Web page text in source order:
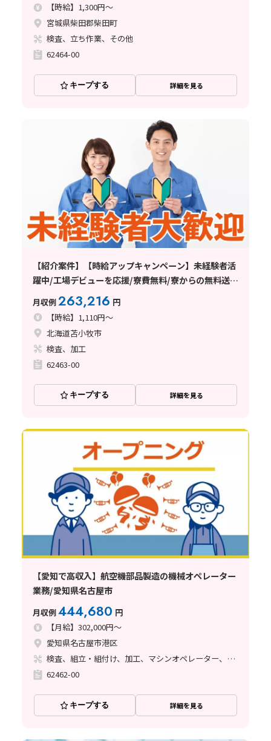
【時給】1,300円～
宮城県柴田郡柴田町
検査、立ち作業、その他
62464-00
キープする 詳細を見る
【紹介案件】【時給アップキャンペーン】未経験者活
躍中/工場デビューを応援/寮費無料/寮からの無料送迎
月収例263,216 円
【時給】1,110円～
北海道苫小牧市
検査、加工
62463-00
キープする 詳細を見る
【愛知で高収入】航空機部品製造の機械オペレーター
業務/愛知県名古屋市
月収例444,680 円
【月給】302,000円～
愛知県名古屋市港区
検査、組立・組付け、加工、マシンオペレーター、品質管理、メンテナンス・保全、フォークリフト、玉掛け・クレーン、ライン作業、鋳造・鍛造、立ち作業、溶接、塗装、バリ取り
62462-00
キープする 詳細を見る